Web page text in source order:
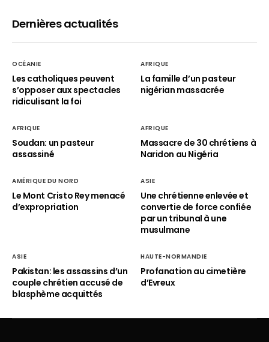
Dernières actualités
OCÉANIE
Les catholiques peuvent
s’opposer aux spectacles
ridiculisant la foi
AFRIQUE
La famille d’un pasteur
nigérian massacrée
AFRIQUE
Soudan: un pasteur
assassiné
AFRIQUE
Massacre de 30 chrétiens à
Naridon au Nigéria
AMÉRIQUE DU NORD
Le Mont Cristo Rey menacé
d’expropriation
ASIE
Une chrétienne enlevée et
convertie de force confiée
par un tribunal à une
musulmane
ASIE
Pakistan: les assassins d’un
couple chrétien accusé de
blasphème acquittés
HAUTE-NORMANDIE
Profanation au cimetière
d’Evreux